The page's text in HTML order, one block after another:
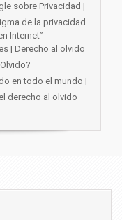
sobre Privacidad |
de la privacidad
Internet”
| Derecho al olvido
en todo el mundo |
derecho al olvido